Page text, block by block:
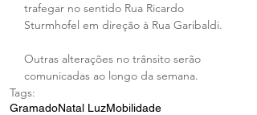
trafegar no sentido Rua Ricardo
Sturmhofel em direção à Rua Garibaldi.
Outras alterações no trânsito serão
comunicadas ao longo da semana.
Tags:
GramadoNatal LuzMobilidade